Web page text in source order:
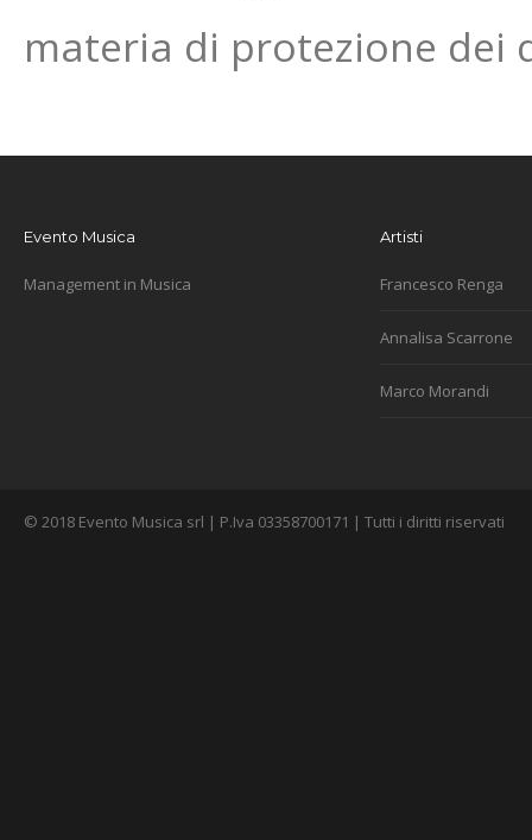
materia di protezione dei
Evento Musica
Management in Musica
Artisti
Francesco Renga
Annalisa Scarrone
Marco Morandi
© 2018 Evento Musica srl | P.Iva 03358700171 | Tutti i diritti riservati